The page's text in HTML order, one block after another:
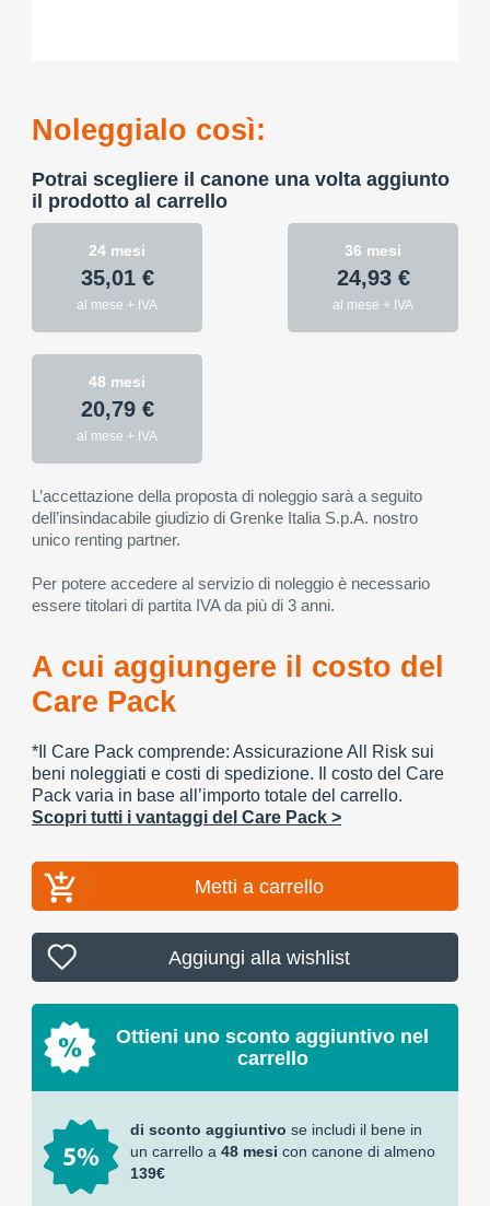
Noleggialo così:
Potrai scegliere il canone una volta aggiunto
il prodotto al carrello
24 mesi
35,01 €
al mese + IVA
36 mesi
24,93 €
al mese + IVA
48 mesi
20,79 €
al mese + IVA
L’accettazione della proposta di noleggio sarà a seguito
dell’insindacabile giudizio di Grenke Italia S.p.A. nostro
unico renting partner.
Per potere accedere al servizio di noleggio è necessario
essere titolari di partita IVA da più di 3 anni.
A cui aggiungere il costo del
Care Pack
*Il Care Pack comprende: Assicurazione All Risk sui
beni noleggiati e costi di spedizione. Il costo del Care
Pack varia in base all’importo totale del carrello.
Scopri tutti i vantaggi del Care Pack >
Metti a carrello
Aggiungi alla wishlist
Ottieni uno sconto aggiuntivo nel
carrello
di sconto aggiuntivo se includi il bene in
un carrello a 48 mesi con canone di almeno
139€